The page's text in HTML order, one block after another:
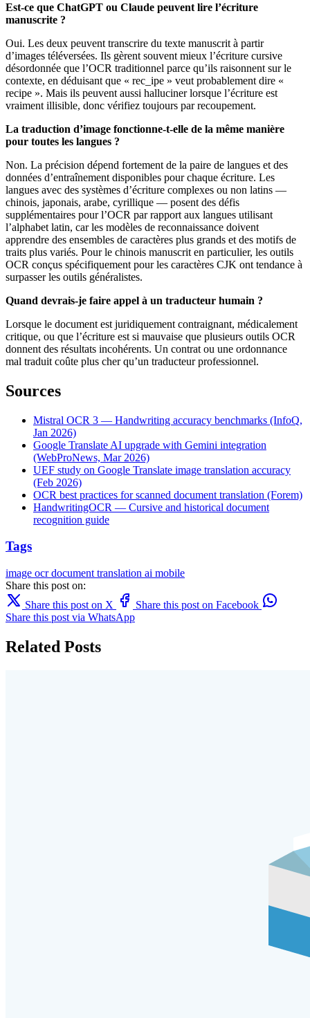
Est-ce que ChatGPT ou Claude peuvent lire l’écriture
manuscrite ?
Oui. Les deux peuvent transcrire du texte manuscrit à partir
d’images téléversées. Ils gèrent souvent mieux l’écriture cursive
désordonnée que l’OCR traditionnel parce qu’ils raisonnent sur le
contexte, en déduisant que « rec_ipe » veut probablement dire «
recipe ». Mais ils peuvent aussi halluciner lorsque l’écriture est
vraiment illisible, donc vérifiez toujours par recoupement.
La traduction d’image fonctionne-t-elle de la même manière
pour toutes les langues ?
Non. La précision dépend fortement de la paire de langues et des
données d’entraînement disponibles pour chaque écriture. Les
langues avec des systèmes d’écriture complexes ou non latins —
chinois, japonais, arabe, cyrillique — posent des défis
supplémentaires pour l’OCR par rapport aux langues utilisant
l’alphabet latin, car les modèles de reconnaissance doivent
apprendre des ensembles de caractères plus grands et des motifs de
traits plus variés. Pour le chinois manuscrit en particulier, les outils
OCR conçus spécifiquement pour les caractères CJK ont tendance à
surpasser les outils généralistes.
Quand devrais-je faire appel à un traducteur humain ?
Lorsque le document est juridiquement contraignant, médicalement
critique, ou que l’écriture est si mauvaise que plusieurs outils OCR
donnent des résultats incohérents. Un contrat ou une ordonnance
mal traduit coûte plus cher qu’un traducteur professionnel.
Sources
Mistral OCR 3 — Handwriting accuracy benchmarks (InfoQ,
Jan 2026)
Google Translate AI upgrade with Gemini integration
(WebProNews, Mar 2026)
UEF study on Google Translate image translation accuracy
(Feb 2026)
OCR best practices for scanned document translation (Forem)
HandwritingOCR — Cursive and historical document
recognition guide
Tags
image ocrdocument translation ai mobile
Share this post on:
Share this post on X
Share this post on Facebook
Share this post via WhatsApp
Related Posts